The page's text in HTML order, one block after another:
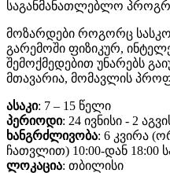
საგანმანათლებლო
მოზარდები როგორც
გარემოში ფიზიკურ,
შემოქმედებით უნარებს
მთავარია, მომავლის
ასაკი: 7 – 15 წელი
პერიოდი: 24 ივნისი - 2
ხანგრძლივობა: 6 კვირა
ჩათვლით) 10:00-დან 18:00
ლოკაცია: თბილისი